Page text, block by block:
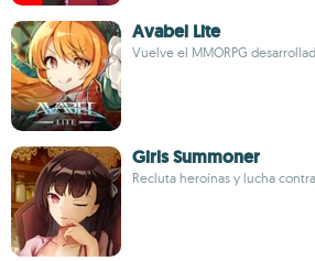
Avabel Lite
Vuelve el MMORPG
Girls Summoner
Recluta heroínas y lucha